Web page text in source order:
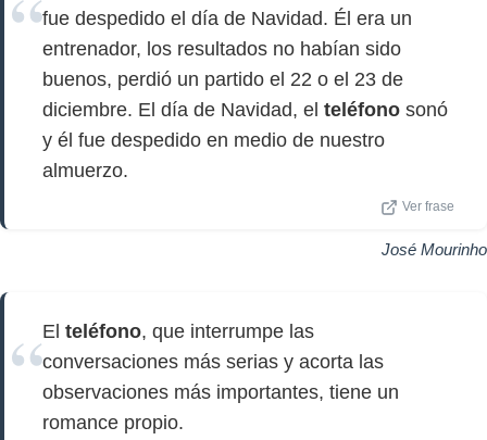
fue despedido el día de Navidad. Él era un
entrenador, los resultados no habían sido
buenos, perdió un partido el 22 o el 23 de
diciembre. El día de Navidad, el teléfono sonó
y él fue despedido en medio de nuestro
almuerzo.
Ver frase
José Mourinho
El teléfono, que interrumpe las
conversaciones más serias y acorta las
observaciones más importantes, tiene un
romance propio.